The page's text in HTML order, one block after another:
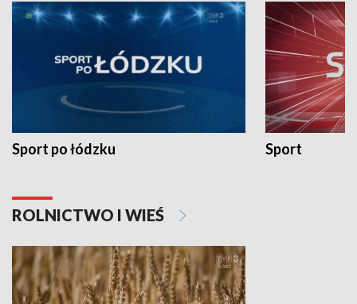
Sport po łódzku Sport
ROLNICTWO I WIEŚ